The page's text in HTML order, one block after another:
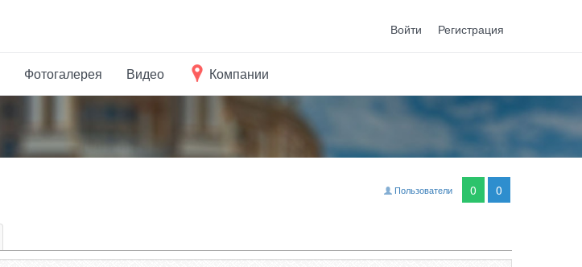
Войти Регистрация
Фотогалерея Видео Компании
Пользователи 0 0